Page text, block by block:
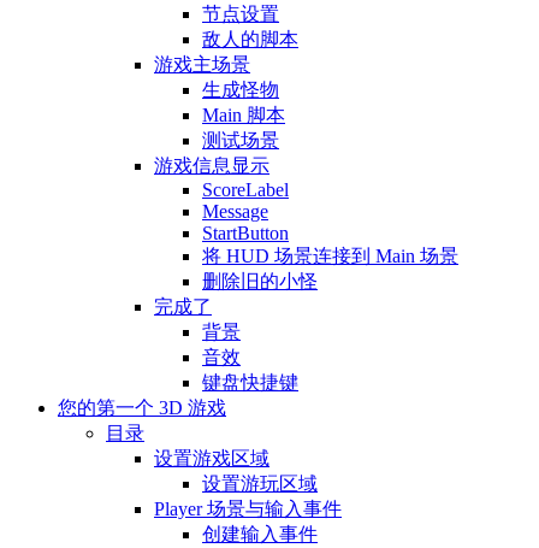
节点设置
敌人的脚本
游戏主场景
生成怪物
Main 脚本
测试场景
游戏信息显示
ScoreLabel
Message
StartButton
将 HUD 场景连接到 Main 场景
删除旧的小怪
完成了
背景
音效
键盘快捷键
您的第一个 3D 游戏
目录
设置游戏区域
设置游玩区域
Player 场景与输入事件
创建输入事件